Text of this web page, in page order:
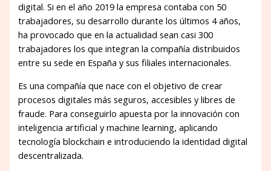
digital. Si en el año 2019 la empresa contaba con 50
trabajadores, su desarrollo durante los últimos 4 años,
ha provocado que en la actualidad sean casi 300
trabajadores los que integran la compañía distribuidos
entre su sede en España y sus filiales internacionales.
Es una compañía que nace con el objetivo de crear
procesos digitales más seguros, accesibles y libres de
fraude. Para conseguirlo apuesta por la innovación con
inteligencia artificial y machine learning, aplicando
tecnología blockchain e introduciendo la identidad digital
descentralizada.